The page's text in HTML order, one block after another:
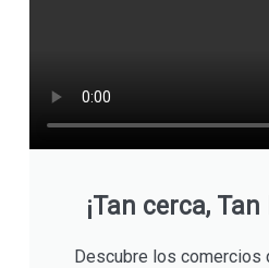
¡Tan cerca,
Descubre los comercios